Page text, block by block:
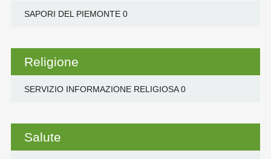
SAPORI DEL PIEMONTE0
Religione
SERVIZIO INFORMAZIONE RELIGIOSA0
Salute